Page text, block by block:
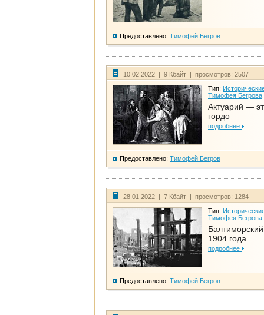
Предоставлено: Тимофей Бегров
10.02.2022 | 9 Кбайт | просмотров: 2507
Тип:
Тимофея Бегрова
Актуарий —
гордо
подробнее
Предоставлено: Тимофей Бегров
28.01.2022 | 7 Кбайт | просмотров: 1284
Тип:
Тимофея Бегрова
1904 года
подробнее
Предоставлено: Тимофей Бегров